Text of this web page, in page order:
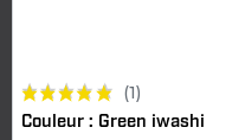
(1)
Couleur : Green iwashi